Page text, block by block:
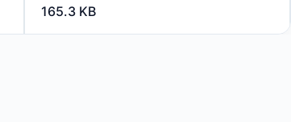
165.3 KB